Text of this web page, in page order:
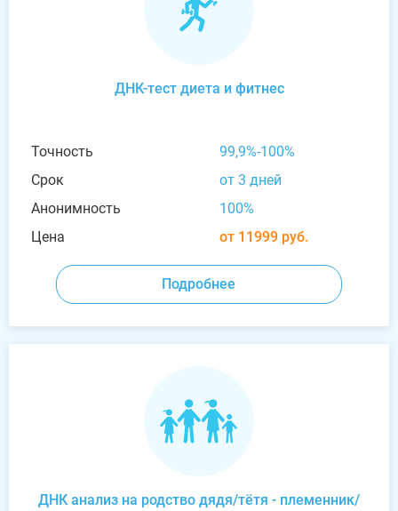
ДНК-тест диета и фитнес
Точность
99,9%-100%
Срок
от 3 дней
Анонимность
100%
Цена
от 11999 руб.
Подробнее
ДНК анализ на родство дядя/тётя - племенник/